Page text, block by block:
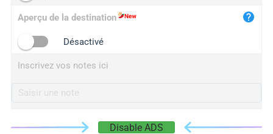
Aperçu de la destination
Désactivé
Inscrivez vos notes ici
Disable ADS